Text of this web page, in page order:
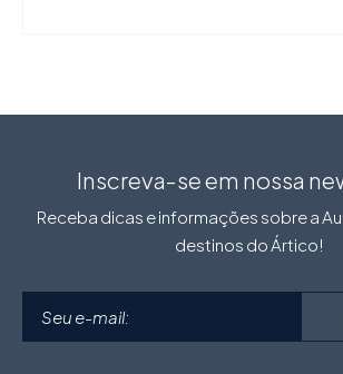
Inscreva-se em nossa
Receba dicas e informações sobre a
destinos do Ártico!